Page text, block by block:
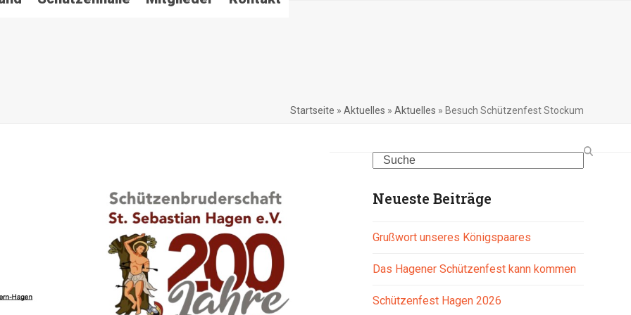
Startseite » Aktuelles » Aktuelles » Besuch Schützenfest Stockum
Search
Neueste Beiträge
Grußwort unseres Königspaares
Das Hagener Schützenfest kann kommen
Schützenfest Hagen 2026